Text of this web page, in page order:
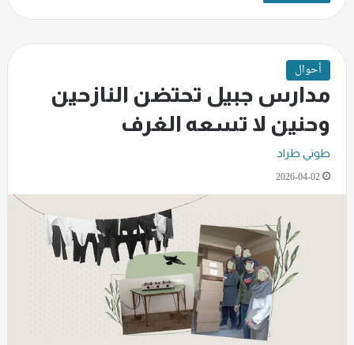
أحوال
مدارس جبيل تحتضن النازحين
وحنين لا تسعه الغرف
طوني طراد
2026-04-02